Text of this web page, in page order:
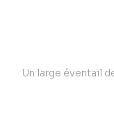
Un large éventail